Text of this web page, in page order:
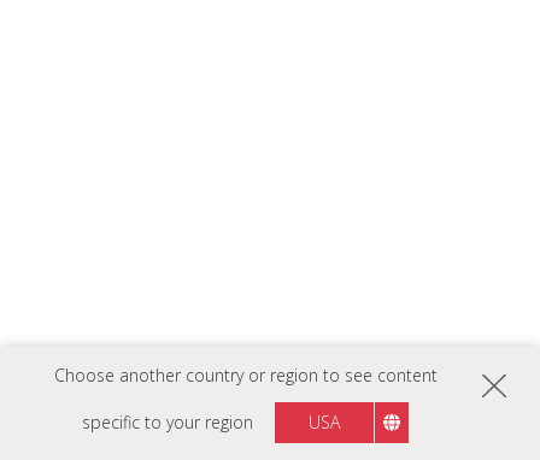
Choose another country or region to see content
specific to your region USA
Liên hệ với chuyên gia